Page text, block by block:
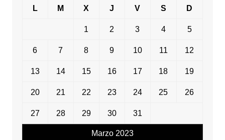
Marzo 2023
L M X J V S D
1 2 3 4 5
6 7 8 9 10 11 12
13 14 15 16 17 18 19
20 21 22 23 24 25 26
27 28 29 30 31